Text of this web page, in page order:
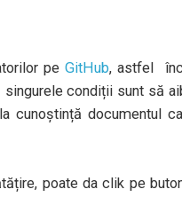
peGitHub, astfel
condiții sunt să
cunoștință documentul
poate da clik pe